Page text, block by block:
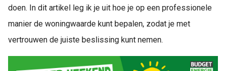
doen. In dit artikel leg ik je uit hoe je op een professionele
manier de woningwaarde kunt bepalen, zodat je met
vertrouwen de juiste beslissing kunt nemen.